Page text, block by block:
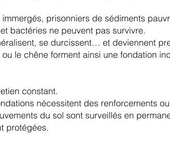
prisonniers de sédiments
bactéries ne peuvent pas survivre.
se durcissent… et deviennent
le chêne forment ainsi une fondation
constant.
nécessitent des renforcements
du sol sont surveillés en
protégées.